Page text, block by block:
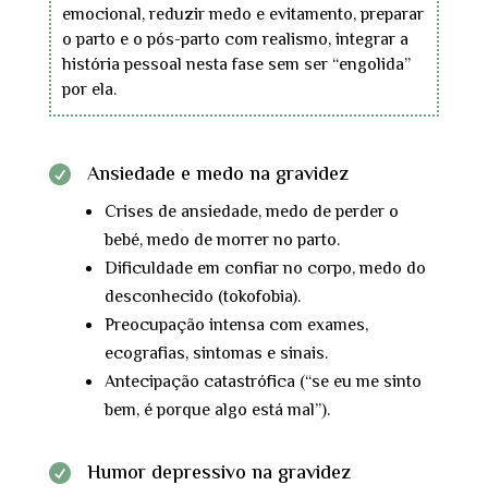
emocional, reduzir medo e evitamento, preparar
o parto e o pós-parto com realismo, integrar a
história pessoal nesta fase sem ser “engolida”
por ela.
 Ansiedade e medo na gravidez
Crises de ansiedade, medo de perder o
bebé, medo de morrer no parto.
Dificuldade em confiar no corpo, medo do
desconhecido (tokofobia).
Preocupação intensa com exames,
ecografias, sintomas e sinais.
Antecipação catastrófica (“se eu me sinto
bem, é porque algo está mal”).
 Humor depressivo na gravidez